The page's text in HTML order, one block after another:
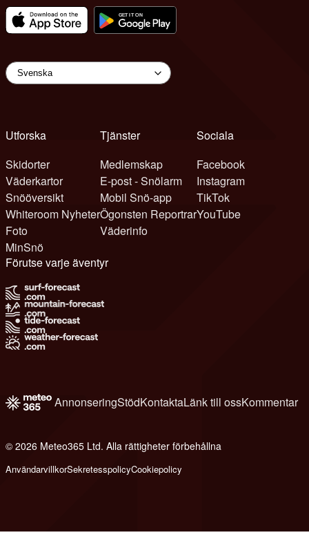
Utforska
Skidorter
Väderkartor
Snööversikt
Whiteroom Nyheter
Foto
MinSnö
Tjänster
Medlemskap
E-post - Snölarm
Mobil Snö-app
Ögonsten Reportrar
Väderinfo
Sociala
Facebook
Instagram
TikTok
YouTube
Förutse varje äventyr
AnnonseringStödKontaktaLänk till ossKommentar
© 2026 Meteo365 Ltd. Alla rättigheter förbehållna
AnvändarvillkorSekretesspolicyCookiepolicy